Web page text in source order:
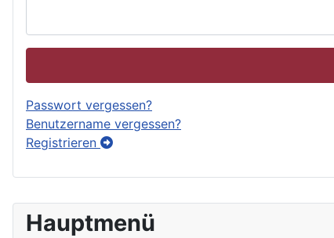
Hauptmenü
Passwort vergessen?
Benutzername vergessen?
Registrieren